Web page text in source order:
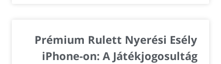
Prémium Rulett Nyerési Esély
iPhone-on: A Játékjogosultág